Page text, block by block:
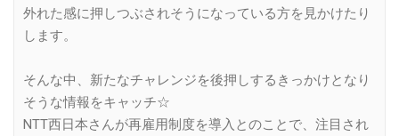
外れた感に押しつぶされそうになっている方を見かけたり
します。
そんな中、新たなチャレンジを後押しするきっかけとなり
そうな情報をキャッチ☆
NTT西日本さんが再雇用制度を導入とのことで、注目され